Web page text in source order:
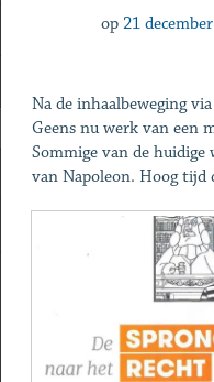
op 21
Na de inhaalbeweging
Geens nu werk van een
Sommige van de
van Napoleon. Hoog tijd